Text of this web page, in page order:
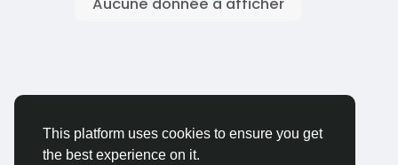
This platform uses cookies to ensure you get
the best experience on it.